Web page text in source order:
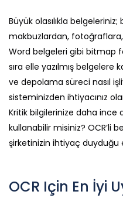
Büyük olasılıkla
makbuzlardan, fotoğraflara,
Word belgeleri gibi bitmap
sıra elle yazılmış
ve depolama süreci nasıl
sisteminizden ihtiyacınız
Kritik bilgilerinize daha ince
kullanabilir misiniz? OCR’li
şirketinizin ihtiyaç duyduğu
OCR Için En İyi